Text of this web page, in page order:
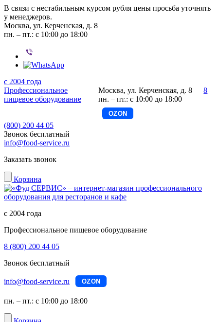
В связи с нестабильным курсом рубля цены просьба уточнять
у менеджеров.
Москва, ул. Керченская, д. 8
пн. – пт.: с 10:00 до 18:00
с 2004 года
Профессиональное
пищевое оборудование
Москва, ул. Керченская, д. 8
пн. – пт.: с 10:00 до 18:00
OZON
8
(800) 200 44 05
Звонок бесплатный
info@food-service.ru
Заказать звонок
Корзина
с 2004 года
Профессиональное пищевое оборудование
8 (800) 200 44 05
Звонок бесплатный
info@food-service.ru OZON
пн. – пт.: с 10:00 до 18:00